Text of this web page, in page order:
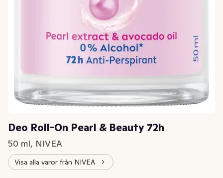
Deo Roll-On Pearl & Beauty 72h
50 ml, NIVEA
Visa alla varor från NIVEA